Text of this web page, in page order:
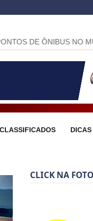
NO MUNICÍPIO >>
CLASSIFICADOS DICAS
CLICK NA